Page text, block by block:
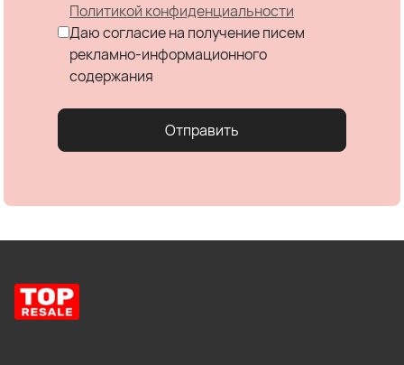
Политикой конфиденциальности
Даю согласие на получение писем
рекламно-информационного
содержания
Отправить